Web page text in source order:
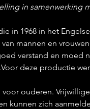
in samenwerking
in 1968 in het
mannen en
verstand en moed
deze productie
ouderen.
kunnen zich